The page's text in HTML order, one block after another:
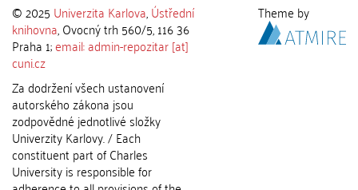
© 2025 Univerzita Karlova,Ústřední
knihovna, Ovocný trh 560/5, 116 36
Praha 1;email: admin-repozitar [at]
cuni.cz
Za dodržení všech ustanovení
autorského zákona jsou
zodpovědné jednotlivé složky
Univerzity Karlovy. / Each
constituent part of Charles
University is responsible for
Theme by